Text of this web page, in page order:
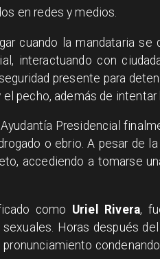
en redes y medios.
cuando la mandataria
interactuando con
presente para
el pecho, además de intentar
Presidencial
o ebrio. A pesar de
accediendo a tomarse
como Uriel Rivera,
Horas después